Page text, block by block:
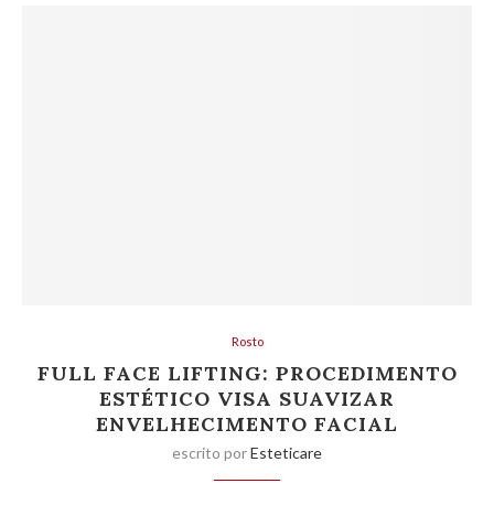
Rosto
FULL FACE LIFTING: PROCEDIMENTO
ESTÉTICO VISA SUAVIZAR
ENVELHECIMENTO FACIAL
escrito porEsteticare